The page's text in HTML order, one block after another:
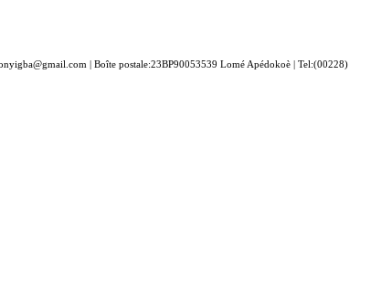
| Boîte postale:23BP90053539 Lomé Apédokoè | Tel:(00228)